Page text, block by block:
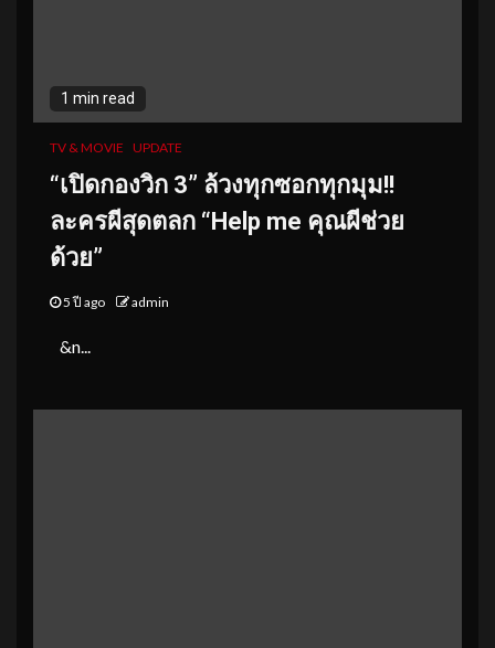
1 min read
TV & MOVIE UPDATE
“เปิดกองวิก 3” ล้วงทุกซอกทุกมุม!!
ละครผีสุดตลก “Help me คุณผีช่วย
ด้วย”
5 ปี ago admin
&n...